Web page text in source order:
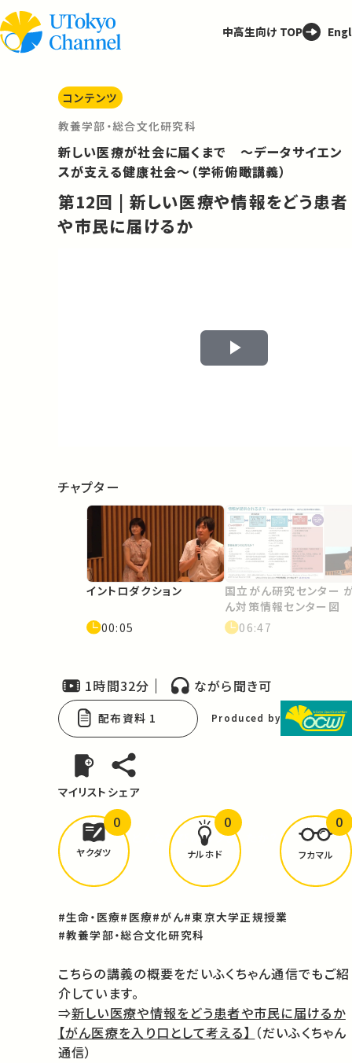
中高生向け TOP
コンテンツ
教養学部・総合文化研究科
新しい医療が社会に届くまで ～データサイエン
スが支える健康社会～（学術俯瞰講義）
第12回 | 新しい医療や情報をどう患者
や市民に届けるか
Play
チャプター
イントロダクション
00:05
国立がん研究センター
ん対策情報センター図
06:47
1時間32分 ながら聞き可
配布資料 1 Produced by
マイリスト シェア
どんな学びがありましたか？
ヤクダツ
0
ナルホド
0
フカマル
0
#生命・医療#医療#がん#東京大学正規授業
#教養学部・総合文化研究科
こちらの講義の概要をだいふくちゃん通信でもご紹
介しています。
⇒新しい医療や情報をどう患者や市民に届けるか
【がん医療を入り口として考える】 （だいふくちゃん
通信）